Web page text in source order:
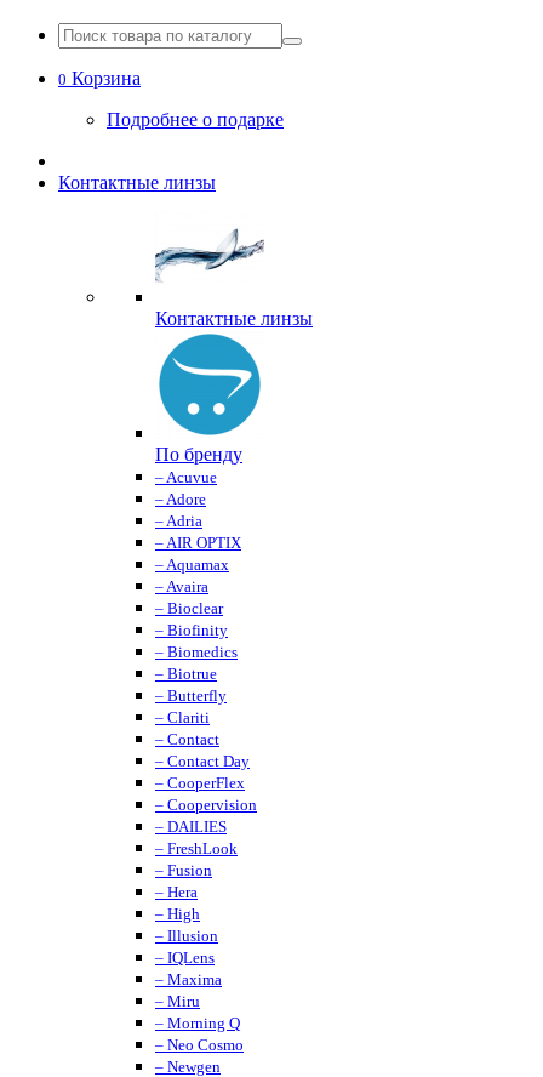
0 Корзина
Подробнее о подарке
Контактные линзы
Контактные линзы
По бренду
– Acuvue
– Adore
– Adria
– AIR OPTIX
– Aquamax
– Avaira
– Bioclear
– Biofinity
– Biomedics
– Biotrue
– Butterfly
– Clariti
– Contact
– Contact Day
– CooperFlex
– Coopervision
– DAILIES
– FreshLook
– Fusion
– Hera
– High
– Illusion
– IQLens
– Maxima
– Miru
– Morning Q
– Neo Cosmo
– Newgen